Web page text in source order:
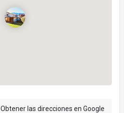
Obtener las direcciones en Google